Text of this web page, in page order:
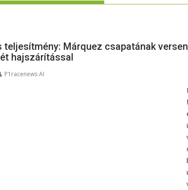
teljesítmény: Márquez csapatának
hajszárítással
P1racenews AI